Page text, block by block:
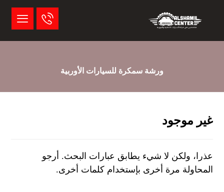
ورشة سمكرة للسيارات الأوربية
غير موجود
عذرا، ولكن لا شيء يطابق عبارات البحث. أرجو
المحاولة مرة أخرى بإستخدام كلمات أخرى.